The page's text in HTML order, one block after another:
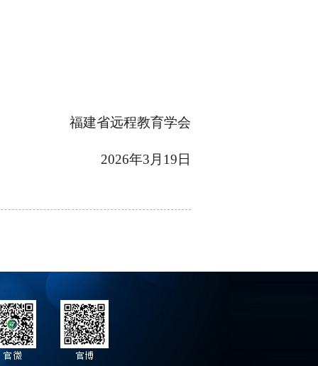
福建省远程教育学会
2026年3月19日